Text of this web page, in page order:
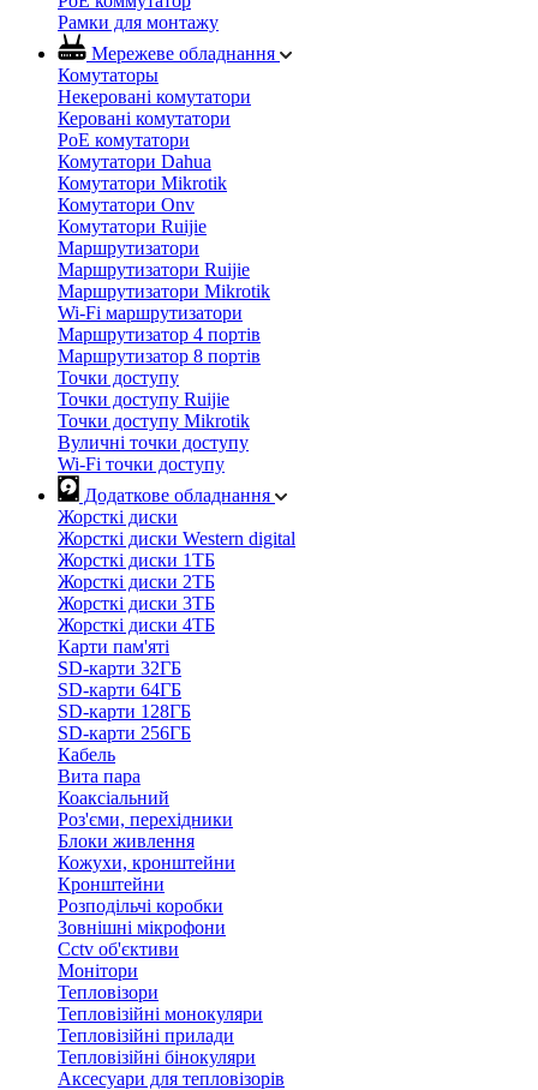
Рамки для монтажу
Мережеве обладнання
Комутаторы
Некеровані комутатори
Керовані комутатори
PoE комутатори
Комутатори Dahua
Комутатори Mikrotik
Комутатори Onv
Комутатори Ruijie
Маршрутизатори
Маршрутизатори Ruijie
Маршрутизатори Mikrotik
Wi-Fi маршрутизатори
Маршрутизатор 4 портів
Маршрутизатор 8 портів
Точки доступу
Точки доступу Ruijie
Точки доступу Mikrotik
Вуличні точки доступу
Wi-Fi точки доступу
Додаткове обладнання
Жорсткі диски
Жорсткі диски Western digital
Жорсткі диски 1ТБ
Жорсткі диски 2ТБ
Жорсткі диски 3ТБ
Жорсткі диски 4ТБ
Карти пам'яті
SD-карти 32ГБ
SD-карти 64ГБ
SD-карти 128ГБ
SD-карти 256ГБ
Кабель
Вита пара
Коаксіальний
Роз'єми, перехідники
Блоки живлення
Кожухи, кронштейни
Кронштейни
Розподільчі коробки
Зовнішні мікрофони
Cctv об'єктиви
Монітори
Тепловізори
Тепловізійні монокуляри
Тепловізійні прилади
Тепловізійні бінокуляри
Аксесуари для тепловізорів